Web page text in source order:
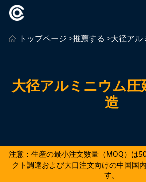
トップページ>推薦する >大径アル
大径アルミニウム圧
造
注意：生産の最小注文数量（MOQ）は
クト調達および大口注文向けの中国国内
す。